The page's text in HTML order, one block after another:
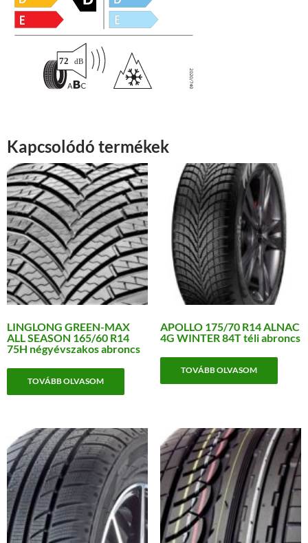
Kapcsolódó termékek
LINGLONG GREEN-MAX
ALL SEASON 165/60 R14
75H négyévszakos abroncs
TOVÁBB OLVASOM
APOLLO 175/70 R14 ALNAC
4G WINTER 84T téli abroncs
TOVÁBB OLVASOM